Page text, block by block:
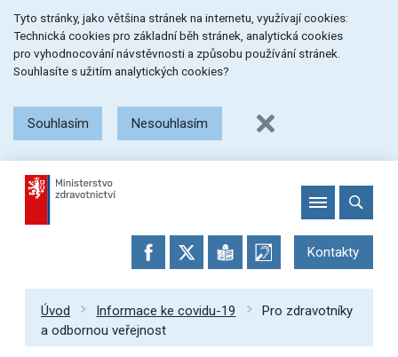
na
menu
na
obsah
na
patičku
stránky
Tyto stránky, jako většina stránek na internetu, využívají cookies:
Technická cookies pro základní běh stránek, analytická cookies
pro vyhodnocování návstěvnosti a způsobu používání stránek.
Souhlasíte s užitím analytických cookies?
Souhlasím Nesouhlasím
Kontakty
Úvod Informace ke covidu-19
Pro zdravotníky
a odbornou veřejnost